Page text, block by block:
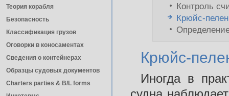
Теория корабля
Безопасность
Классификация грузов
Оговорки в коносаментах
Сведения о контейнерах
Образцы судовых документов
Charters parties & B/L forms
Контроль
Крюйс-
Крюйс-
Иногда в